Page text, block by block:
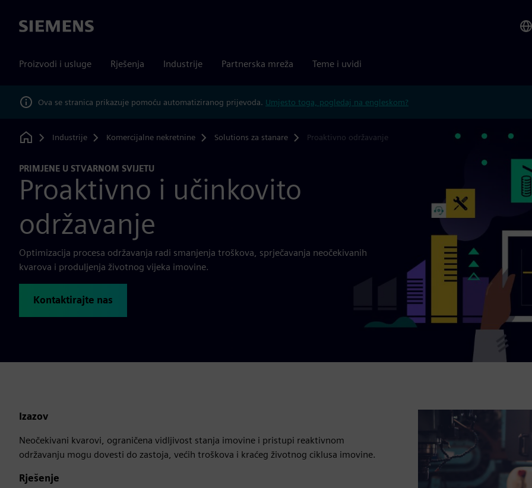
Siemens
Proizvodi i usluge Rješenja Industrije Partnerska mreža Teme i uvidi
Ova se stranica prikazuje pomoću automatiziranog prijevoda. Umjesto toga, pogledaj na engleskom?
Home
Industrije Komercijalne nekretnine Solutions za stanare Proaktivno održavanje
PRIMJENE U STVARNOM SVIJETU
Proaktivno i učinkovito
održavanje
Optimizacija procesa održavanja radi smanjenja troškova, sprječavanja neočekivanih
kvarova i produljenja životnog vijeka imovine.
Kontaktirajte nas
Izazov
Neočekivani kvarovi, ograničena vidljivost stanja imovine i pristupi reaktivnom
održavanju mogu dovesti do zastoja, većih troškova i kraćeg životnog ciklusa imovine.
Rješenje